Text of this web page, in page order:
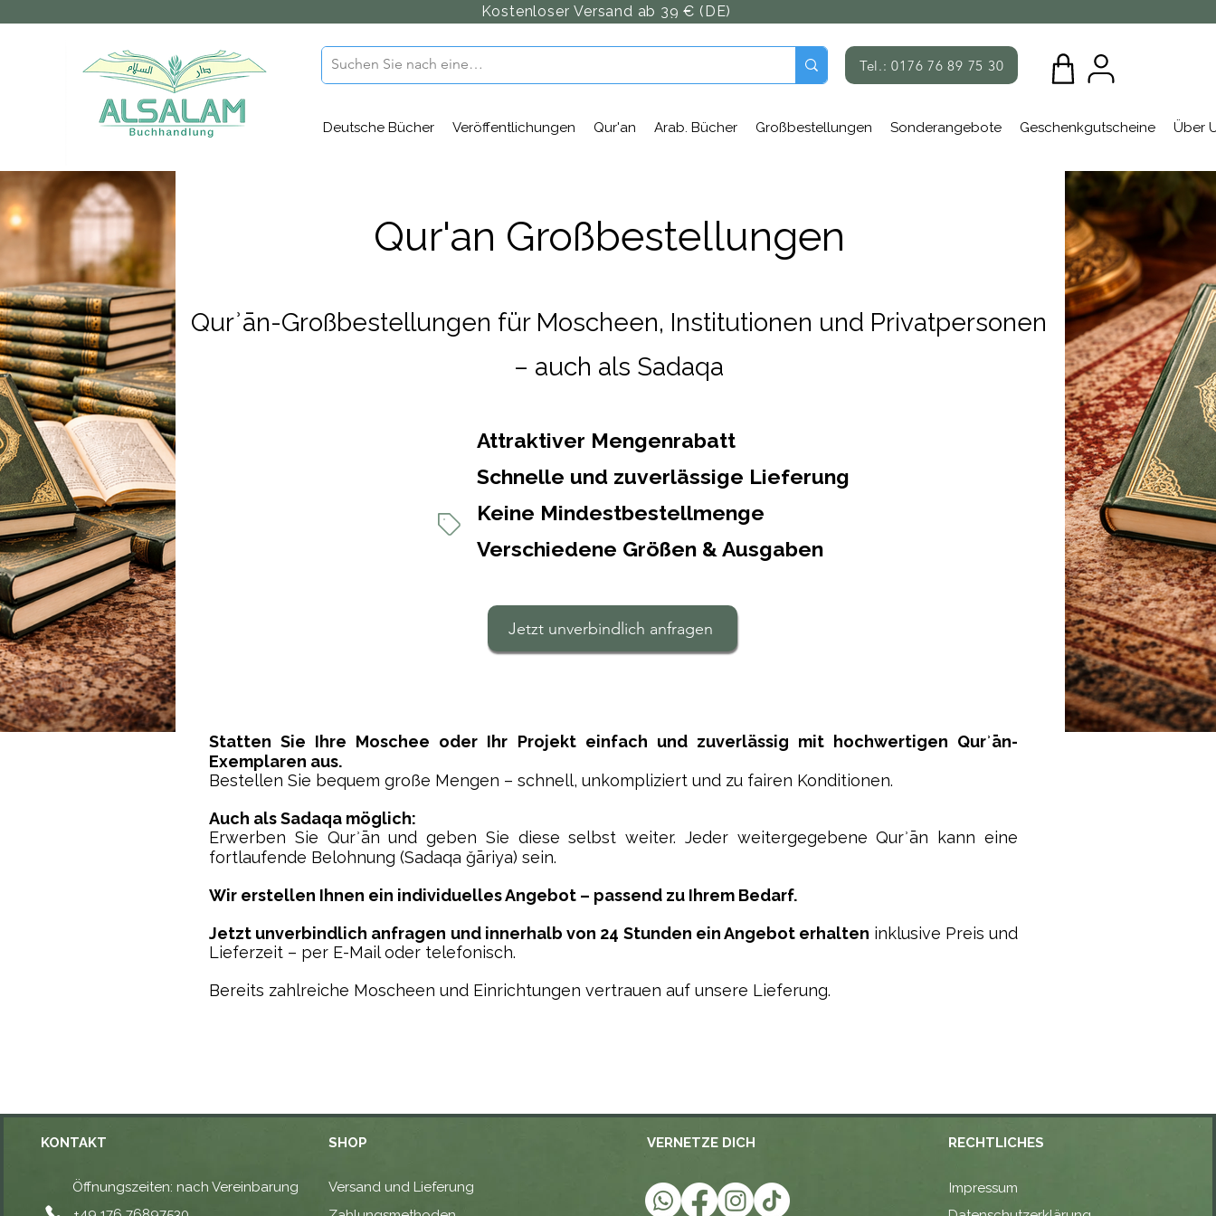
Kostenloser Versand ab 39 € (DE)
Tel.: 0176 76 89 75 30
Deutsche Bücher Veröffentlichungen Qur'an Arab. Bücher Großbestellungen Sonderangebote Geschenkgutscheine Über
Qur'an Großbestellungen
Qurʾān-Großbestellungen für Moscheen, Institutionen und Privatpersonen
– auch als Sadaqa
Attraktiver Mengenrabatt
Schnelle und zuverlässige Lieferung
Keine Mindestbestellmenge
Verschiedene Größen & Ausgaben
Jetzt unverbindlich anfragen
Statten Sie Ihre Moschee oder Ihr Projekt einfach und zuverlässig mit hochwertigen Qurʾān-
Exemplaren aus.
Bestellen Sie bequem große Mengen – schnell, unkompliziert und zu fairen Konditionen.
Auch als Sadaqa möglich:
Erwerben Sie Qurʾān und geben Sie diese selbst weiter. Jeder weitergegebene Qurʾān kann eine
fortlaufende Belohnung (Sadaqa ǧāriya) sein.
Wir erstellen Ihnen ein individuelles Angebot – passend zu Ihrem Bedarf.
Jetzt unverbindlich anfragen und innerhalb von 24 Stunden ein Angebot erhalten inklusive Preis und
Lieferzeit – per E-Mail oder telefonisch.
Bereits zahlreiche Moscheen und Einrichtungen vertrauen auf unsere Lieferung.
KONTAKT
Öffnungszeiten: nach Vereinbarung
SHOP
Versand und Lieferung
VERNETZE DICH RECHTLICHES
Impressum